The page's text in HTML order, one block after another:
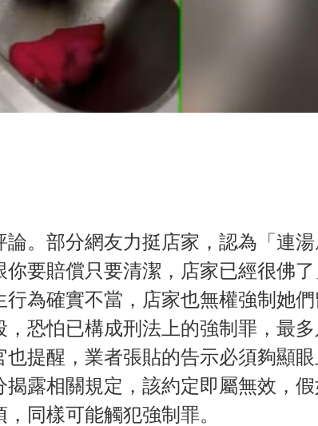
。部分網友力挺店家，認為「連
要賠償只要清潔，店家已經很佛了
為確實不當，店家也無權強制她
恐怕已構成刑法上的強制罪，最
提醒，業者張貼的告示必須夠顯
露相關規定，該約定即屬無效，
同樣可能觸犯強制罪。